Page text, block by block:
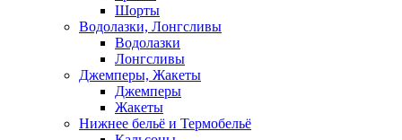
Шорты
Водолазки, Лонгсливы
Водолазки
Лонгсливы
Джемперы, Жакеты
Джемперы
Жакеты
Нижнее бельё и Термобельё